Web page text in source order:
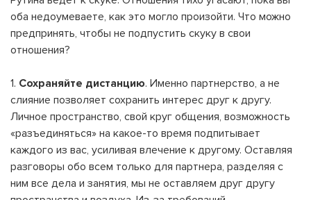
оба недоумеваете, как это могло произойти. Что можно
предпринять, чтобы не подпустить скуку в свои
отношения?
1. Сохраняйте дистанцию. Именно партнерство, а не
слияние позволяет сохранить интерес друг к другу.
Личное пространство, свой круг общения, возможность
«разъединяться» на какое-то время подпитывает
каждого из вас, усиливая влечение к другому. Оставляя
разговоры обо всем только для партнера, разделяя с
ним все дела и занятия, мы не оставляем друг другу